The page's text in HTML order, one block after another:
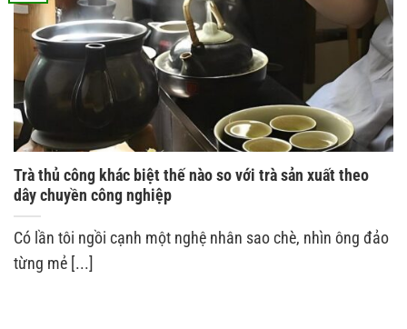
Trà thủ công khác biệt thế nào so với trà sản xuất theo
dây chuyền công nghiệp
Có lần tôi ngồi cạnh một nghệ nhân sao chè, nhìn ông đảo
từng mẻ [...]